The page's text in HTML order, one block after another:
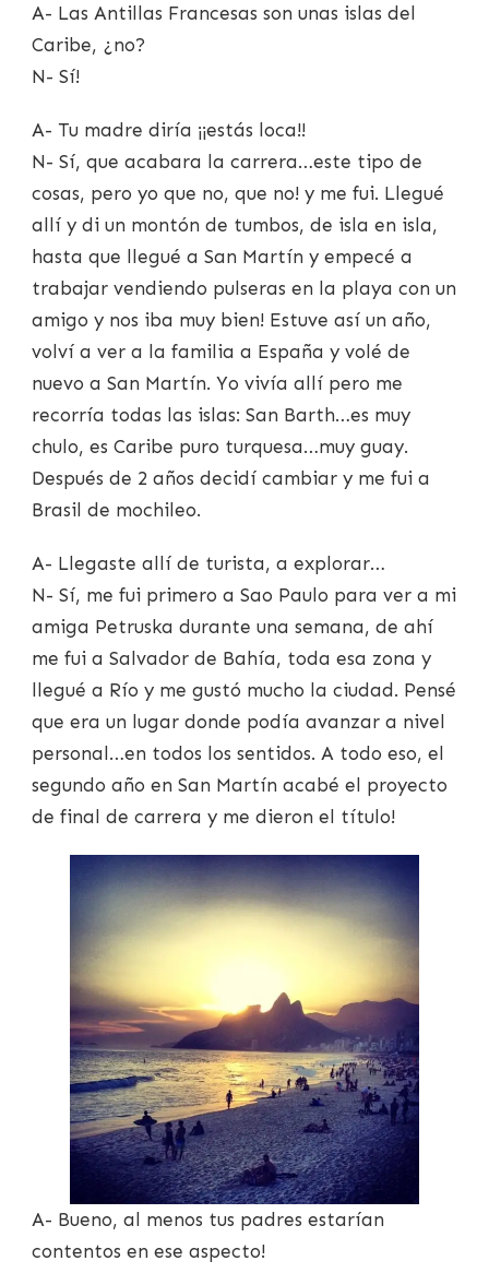
A- Las Antillas Francesas son unas islas del
Caribe, ¿no?
N- Sí!
A- Tu madre diría ¡¡estás loca!!
N- Sí, que acabara la carrera…este tipo de
cosas, pero yo que no, que no! y me fui. Llegué
allí y di un montón de tumbos, de isla en isla,
hasta que llegué a San Martín y empecé a
trabajar vendiendo pulseras en la playa con un
amigo y nos iba muy bien! Estuve así un año,
volví a ver a la familia a España y volé de
nuevo a San Martín. Yo vivía allí pero me
recorría todas las islas: San Barth…es muy
chulo, es Caribe puro turquesa…muy guay.
Después de 2 años decidí cambiar y me fui a
Brasil de mochileo.
A- Llegaste allí de turista, a explorar…
N- Sí, me fui primero a Sao Paulo para ver a mi
amiga Petruska durante una semana, de ahí
me fui a Salvador de Bahía, toda esa zona y
llegué a Río y me gustó mucho la ciudad. Pensé
que era un lugar donde podía avanzar a nivel
personal…en todos los sentidos. A todo eso, el
segundo año en San Martín acabé el proyecto
de final de carrera y me dieron el título!
A- Bueno, al menos tus padres estarían
contentos en ese aspecto!